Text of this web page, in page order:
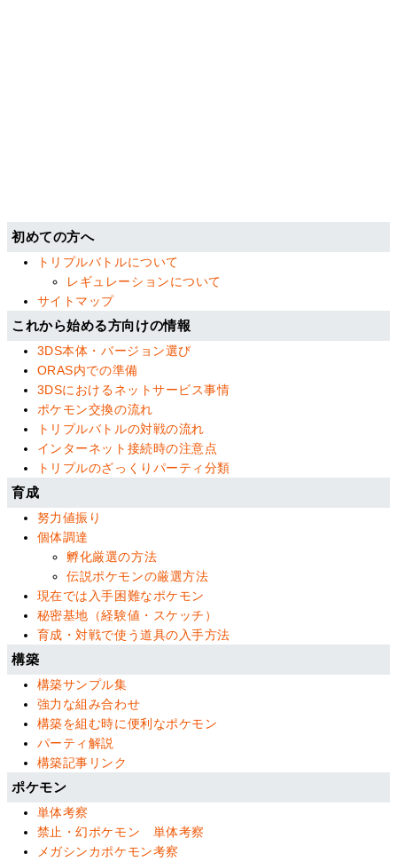
初めての方へ
トリプルバトルについて
レギュレーションについて
サイトマップ
これから始める方向けの情報
3DS本体・バージョン選び
ORAS内での準備
3DSにおけるネットサービス事情
ポケモン交換の流れ
トリプルバトルの対戦の流れ
インターネット接続時の注意点
トリプルのざっくりパーティ分類
育成
努力値振り
個体調達
孵化厳選の方法
伝説ポケモンの厳選方法
現在では入手困難なポケモン
秘密基地（経験値・スケッチ）
育成・対戦で使う道具の入手方法
構築
構築サンプル集
強力な組み合わせ
構築を組む時に便利なポケモン
パーティ解説
構築記事リンク
ポケモン
単体考察
禁止・幻ポケモン 単体考察
メガシンカポケモン考察